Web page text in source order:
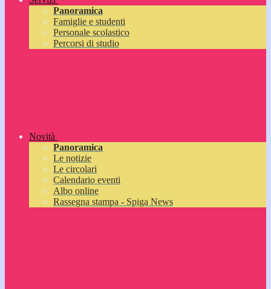
Panoramica
Famiglie e studenti
Personale scolastico
Percorsi di studio
Novità
Panoramica
Le notizie
Le circolari
Calendario eventi
Albo online
Rassegna stampa - Spiga News